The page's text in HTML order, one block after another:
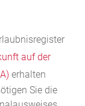
auf der
erhalten
Sie die